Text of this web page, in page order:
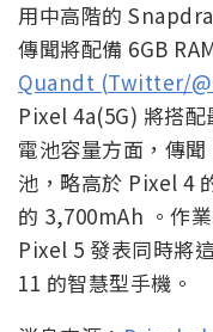
用中高階的
傳聞將配備 6GB
Quandt (Twitter/
Pixel 4a(5G) 將搭配
電池容量方面，傳
池，略高於 Pixel 4
的 3,700mAh 。作
Pixel 5 發表同時將
11 的智慧型手機。